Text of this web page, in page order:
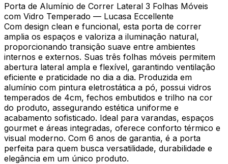
Porta de Alumínio de Correr Lateral 3 Folhas Móveis
com Vidro Temperado — Lucasa Eccellente
Com design clean e funcional, esta porta de correr
amplia os espaços e valoriza a iluminação natural,
proporcionando transição suave entre ambientes
internos e externos. Suas três folhas móveis permitem
abertura lateral ampla e flexível, garantindo ventilação
eficiente e praticidade no dia a dia. Produzida em
alumínio com pintura eletrostática a pó, possui vidros
temperados de 4cm, fechos embutidos e trilho na cor
do produto, assegurando estética uniforme e
acabamento sofisticado. Ideal para varandas, espaços
gourmet e áreas integradas, oferece conforto térmico e
visual moderno. Com 6 anos de garantia, é a porta
perfeita para quem busca versatilidade, durabilidade e
elegância em um único produto.